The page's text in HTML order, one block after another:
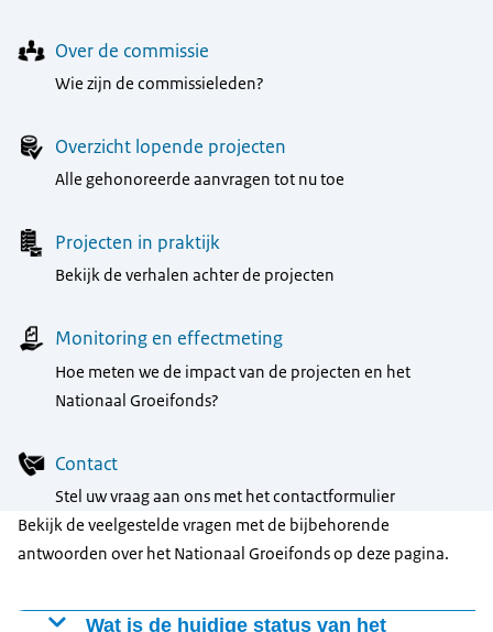
Over de commissie
Wie zijn de commissieleden?
Overzicht lopende projecten
Alle gehonoreerde aanvragen tot nu toe
Projecten in praktijk
Bekijk de verhalen achter de projecten
Monitoring en effectmeting
Hoe meten we de impact van de projecten en het
Nationaal Groeifonds?
Contact
Stel uw vraag aan ons met het contactformulier
Bekijk de veelgestelde vragen met de bijbehorende
antwoorden over het Nationaal Groeifonds op deze pagina.
Wat is de huidige status van het